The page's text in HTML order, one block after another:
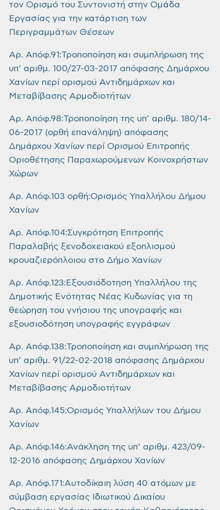
τον Ορισμό του Συντονιστή στην Ομάδα
Εργασίας για την κατάρτιση των
Περιγραμμάτων Θέσεων
Αρ. Απόφ.91:Τροποποίηση και συμπλήρωση της
υπ’ αριθμ. 100/27-03-2017 απόφασης Δημάρχου
Χανίων περί ορισμού Αντιδημάρχων και
Μεταβίβασης Αρμοδιοτήτων
Αρ. Απόφ.98:Τροποποίηση της υπ’ αριθμ. 180/14-
06-2017 (ορθή επανάληψη) απόφασης
Δημάρχου Χανίων περί Ορισμού Επιτροπής
Οριοθέτησης Παραχωρούμενων Κοινοχρήστων
Χώρων
Αρ. Απόφ.103 ορθή:Ορισμός Υπαλλήλου Δήμου
Χανίων
Αρ. Απόφ.104:Συγκρότηση Επιτροπής
Παραλαβής ξενοδοχειακού εξοπλισμού
κρουαζιερόπλοιου στο Δήμο Χανίων
Αρ. Απόφ.123:Εξουσιόδοτηση Υπαλλήλου της
Δημοτικής Ενότητας Νέας Κυδωνίας για τη
θεώρηση του γνήσιου της υπογραφής και
εξουσιοδότηση υπογραφής εγγράφων
Αρ. Απόφ.138:Τροποποίηση και συμπλήρωση της
υπ’ αριθμ. 91/22-02-2018 απόφασης Δημάρχου
Χανίων περί ορισμού Αντιδημάρχων και
Μεταβίβασης Αρμοδιοτήτων
Αρ. Απόφ.145:Ορισμός Υπαλλήλων του Δήμου
Χανίων
Αρ. Απόφ.146:Ανάκληση της υπ’ αριθμ. 423/09-
12-2016 απόφασης Δημάρχου Χανίων
Αρ. Απόφ.171:Αυτοδίκαιη λύση 40 ατόμων με
σύμβαση εργασίας Ιδιωτικού Δικαίου